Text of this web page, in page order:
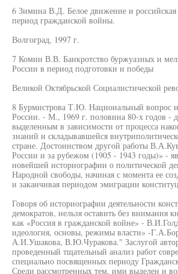
6 Зимина В.Д. Белое движение и российская
период гражданской войны.
Волгоград, 1997 г.
7 Комин В.В. Банкротство буржуазных и
России в период подготовки и победы
Великой Октябрьской Социалистической
8 Бурмистрова Т.Ю. Национальный вопрос
России. - М., 1969 г. половина 80-х годов -
выделенным в зависимости от процесса
знаний и складывавшейся
стране. Достоинством другой работы
России и за рубежом (1905 - 1943 годы)» -
новейшей историографии о политической
Народной свободы, начиная с момента ее
и заканчивая периодом эмиграции
Говоря об историографии деятельности
демократов, нельзя оставить без внимания
как «Россия в гражданской войне» -
идеология, основы, режимы власти» -
А.И.Ушакова, В.Ю.Чуракова." Заслугой
проведенный тщательный анализ работ
специально посвященных периоду
Среди рассмотренных тем, ими выделен и